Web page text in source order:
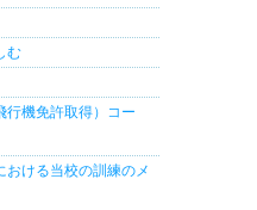
む
行機免許取得）コー
おける当校の訓練のメ